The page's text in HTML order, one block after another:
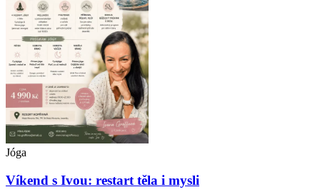
Jóga
Víkend s Ivou: restart těla i mysli